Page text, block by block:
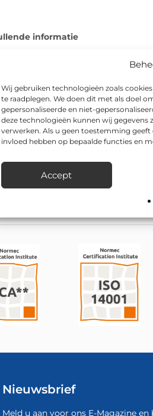
Wij gebruiken technologieën zoals
te raadplegen. We doen dit met als doel
gepersonaliseerde en niet-
deze technologieën kunnen wij gegevens
verwerken. Als u geen toestemming
invloed hebben op bepaalde functies en
Accept
informatie
functie van informatiebord met
in de afmetingen
gemeentelijke wegen en
snel leverbaar; onze
Nieuwsbrief
Meld u aan voor ons E-Magazine en